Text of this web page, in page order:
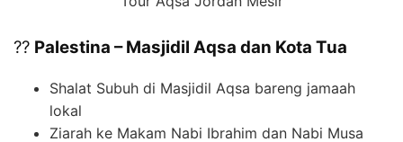
?? Palestina – Masjidil Aqsa dan Kota Tua
Shalat Subuh di Masjidil Aqsa bareng jamaah
lokal
Ziarah ke Makam Nabi Ibrahim dan Nabi Musa